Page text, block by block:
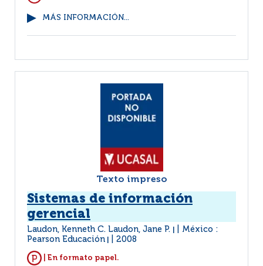
MÁS INFORMACIÓN...
Texto impreso
Sistemas de información
gerencial
Laudon, Kenneth C. Laudon, Jane P.
México :
Pearson Educación
2008
| En formato papel.